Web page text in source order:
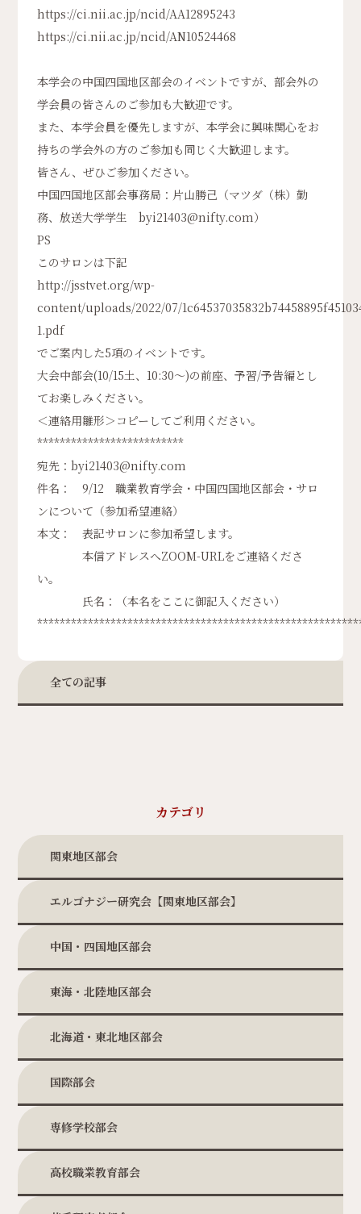
全ての記事
カテゴリ
関東地区部会
エルゴナジー研究会【関東地区部会】
中国・四国地区部会
東海・北陸地区部会
北海道・東北地区部会
国際部会
専修学校部会
高校職業教育部会
https://ci.nii.ac.jp/ncid/AA12895243
https://ci.nii.ac.jp/ncid/AN10524468
本学会の中国四国地区部会のイベントですが、部会外の
学会員の皆さんのご参加も大歓迎です。
また、本学会員を優先しますが、本学会に興味関心をお
持ちの学会外の方のご参加も同じく大歓迎します。
皆さん、ぜひご参加ください。
中国四国地区部会事務局：片山勝己（マツダ（株）勤
務、放送大学学生 byi21403@nifty.com）
PS
このサロンは下記
http://jsstvet.org/wp-
content/uploads/2022/07/
1.pdf
でご案内した5項のイベントです。
大会中部会(10/15土、10:30～)の前座、予習/予告編とし
てお楽しみください。
＜連絡用雛形＞コピーしてご利用ください。
**************************
宛先：byi21403@nifty.com
件名： 9/12 職業教育学会・中国四国地区部会・サロ
ンについて（参加希望連絡）
本文： 表記サロンに参加希望します。
本信アドレスへZOOM-URLをご連絡くださ
い。
氏名：（本名をここに御記入ください）